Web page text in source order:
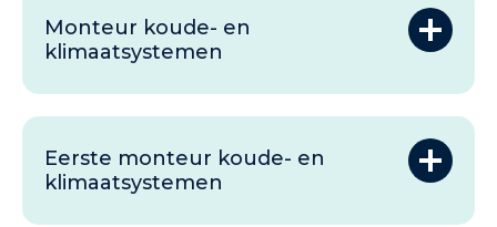
Monteur koude- en
klimaatsystemen
Eerste monteur koude- en
klimaatsystemen